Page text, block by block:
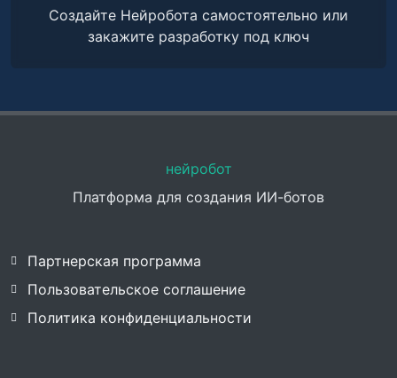
Создайте Нейробота самостоятельно или
закажите разработку под ключ
нейробот
Платформа для создания ИИ-ботов
Партнерская программа
Пользовательское соглашение
Политика конфиденциальности